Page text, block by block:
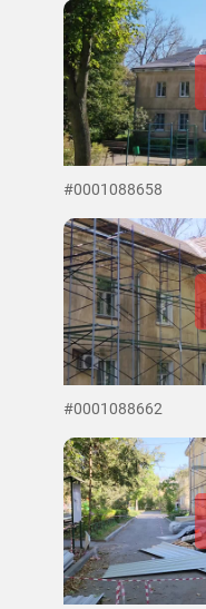
#0001088658
#0001088662